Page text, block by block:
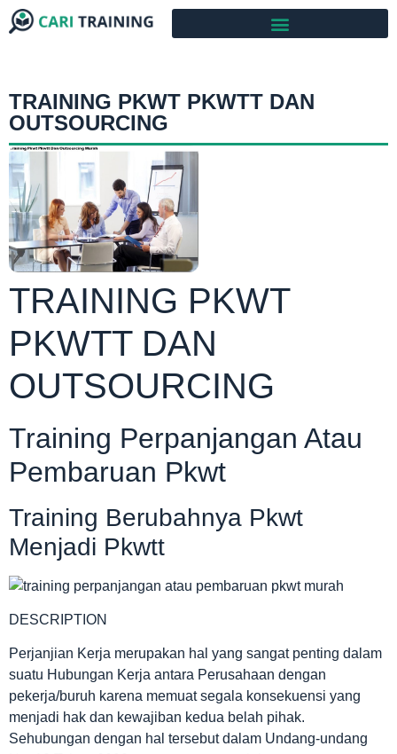
TRAINING PKWT PKWTT DAN
OUTSOURCING
TRAINING PKWT
PKWTT DAN
OUTSOURCING
Training Perpanjangan Atau
Pembaruan Pkwt
Training Berubahnya Pkwt
Menjadi Pkwtt
DESCRIPTION
Perjanjian Kerja merupakan hal yang sangat penting dalam
suatu Hubungan Kerja antara Perusahaan dengan
pekerja/buruh karena memuat segala konsekuensi yang
menjadi hak dan kewajiban kedua belah pihak.
Sehubungan dengan hal tersebut dalam Undang-undang